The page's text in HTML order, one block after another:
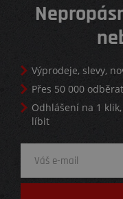
Výprodeje, slevy,
Přes 50 000
Odhlášení na 1
líbit